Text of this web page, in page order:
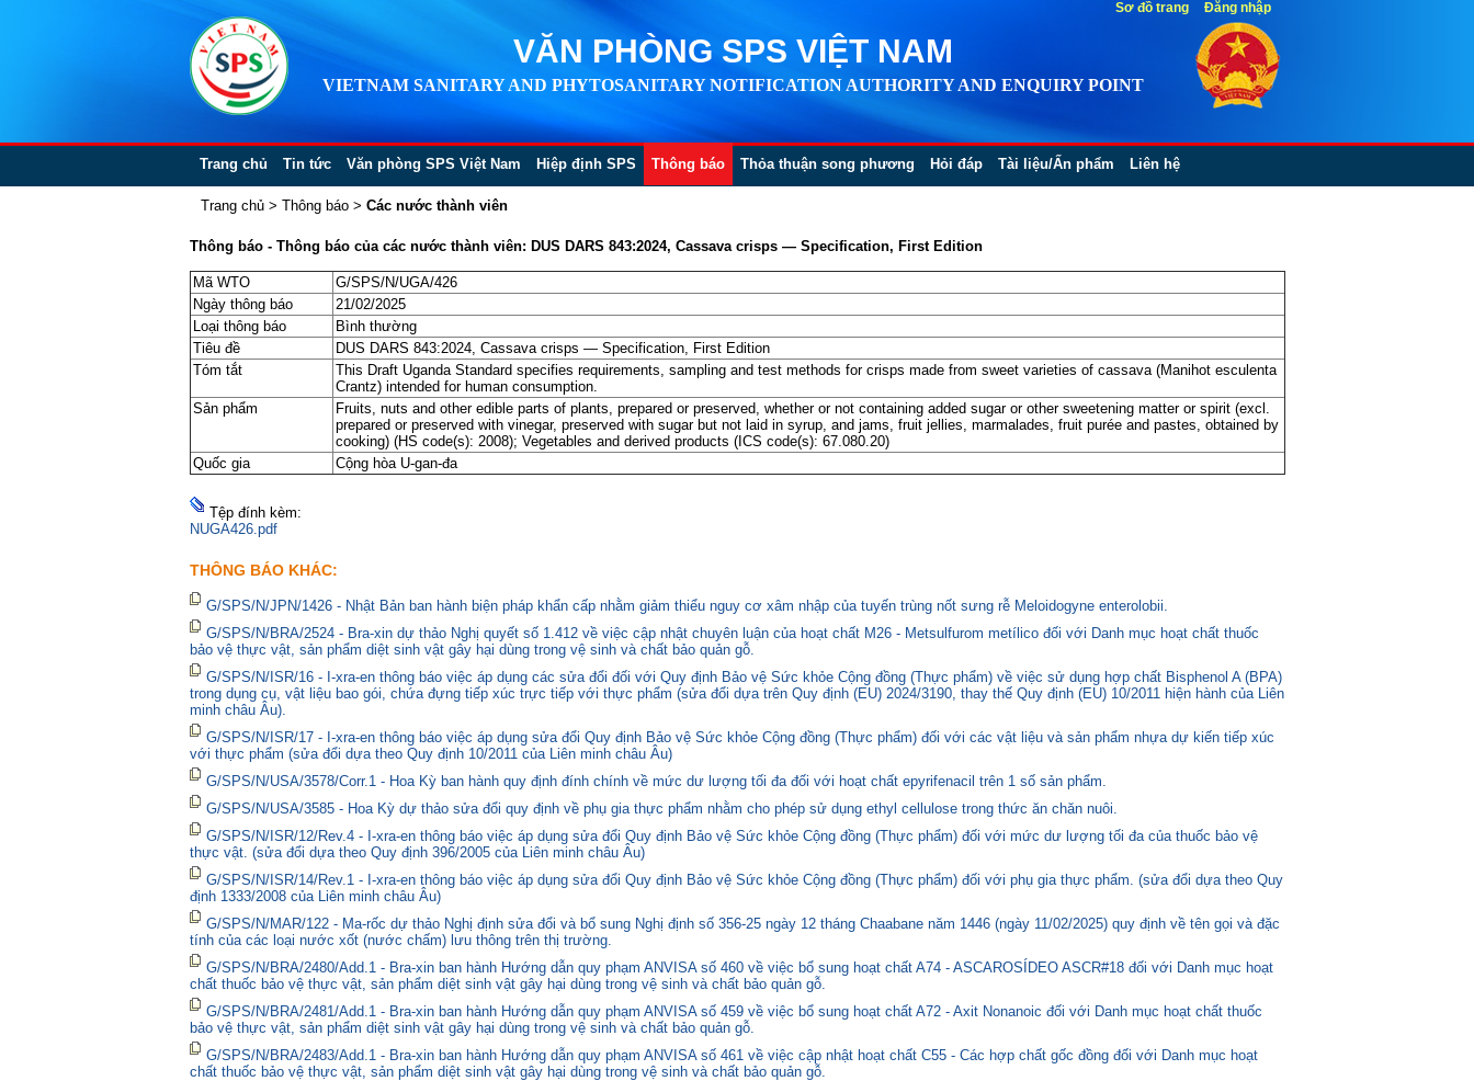
VĂN PHÒNG SPS VIỆT NAM
VIETNAM SANITARY AND PHYTOSANITARY NOTIFICATION AUTHORITY AND ENQUIRY POINT
Trang chủ Tin tức Văn phòng SPS Việt Nam Hiệp định SPS Thông báo Thỏa thuận song phương Hỏi đáp Tài liệu/Ấn phẩm Liên hệ
Trang chủ> Thông báo> Các nước thành viên
Thông báo - Thông báo của các nước thành viên: DUS DARS 843:2024, Cassava crisps — Specification, First Edition
Mã WTO
G/SPS/N/UGA/426
Ngày thông báo
21/02/2025
Loại thông báo
Bình thường
Tiêu đề
DUS DARS 843:2024, Cassava crisps — Specification, First Edition
Tóm tắt
This Draft Uganda Standard specifies requirements, sampling and test methods for crisps made from sweet varieties of cassava (Manihot esculenta
Crantz) intended for human consumption.
Sản phẩm
Fruits, nuts and other edible parts of plants, prepared or preserved, whether or not containing added sugar or other sweetening matter or spirit (excl.
prepared or preserved with vinegar, preserved with sugar but not laid in syrup, and jams, fruit jellies, marmalades, fruit purée and pastes, obtained by
cooking) (HS code(s): 2008); Vegetables and derived products (ICS code(s): 67.080.20)
Quốc gia
Cộng hòa U-gan-đa
Tệp đính kèm:
NUGA426.pdf
THÔNG BÁO KHÁC:
G/SPS/N/JPN/1426 - Nhật Bản ban hành biện pháp khẩn cấp nhằm giảm thiểu nguy cơ xâm nhập của tuyến trùng nốt sưng rễ Meloidogyne enterolobii.
G/SPS/N/BRA/2524 - Bra-xin dự thảo Nghị quyết số 1.412 về việc cập nhật chuyên luận của hoạt chất M26 - Metsulfurom metílico đối với Danh mục hoạt chất thuốc
bảo vệ thực vật, sản phẩm diệt sinh vật gây hại dùng trong vệ sinh và chất bảo quản gỗ.
G/SPS/N/ISR/16 - I-xra-en thông báo việc áp dụng các sửa đổi đối với Quy định Bảo vệ Sức khỏe Cộng đồng (Thực phẩm) về việc sử dụng hợp chất Bisphenol A (BPA)
trong dụng cụ, vật liệu bao gói, chứa đựng tiếp xúc trực tiếp với thực phẩm (sửa đổi dựa trên Quy định (EU) 2024/3190, thay thế Quy định (EU) 10/2011 hiện hành của Liên
minh châu Âu).
G/SPS/N/ISR/17 - I-xra-en thông báo việc áp dụng sửa đổi Quy định Bảo vệ Sức khỏe Cộng đồng (Thực phẩm) đối với các vật liệu và sản phẩm nhựa dự kiến tiếp xúc
với thực phẩm (sửa đổi dựa theo Quy định 10/2011 của Liên minh châu Âu)
G/SPS/N/USA/3578/Corr.1 - Hoa Kỳ ban hành quy định đính chính về mức dư lượng tối đa đối với hoạt chất epyrifenacil trên 1 số sản phẩm.
G/SPS/N/USA/3585 - Hoa Kỳ dự thảo sửa đổi quy định về phụ gia thực phẩm nhằm cho phép sử dụng ethyl cellulose trong thức ăn chăn nuôi.
G/SPS/N/ISR/12/Rev.4 - I-xra-en thông báo việc áp dụng sửa đổi Quy định Bảo vệ Sức khỏe Cộng đồng (Thực phẩm) đối với mức dư lượng tối đa của thuốc bảo vệ
thực vật. (sửa đổi dựa theo Quy định 396/2005 của Liên minh châu Âu)
G/SPS/N/ISR/14/Rev.1 - I-xra-en thông báo việc áp dụng sửa đổi Quy định Bảo vệ Sức khỏe Cộng đồng (Thực phẩm) đối với phụ gia thực phẩm. (sửa đổi dựa theo Quy
định 1333/2008 của Liên minh châu Âu)
G/SPS/N/MAR/122 - Ma-rốc dự thảo Nghị định sửa đổi và bổ sung Nghị định số 356-25 ngày 12 tháng Chaabane năm 1446 (ngày 11/02/2025) quy định về tên gọi và đặc
tính của các loại nước xốt (nước chấm) lưu thông trên thị trường.
G/SPS/N/BRA/2480/Add.1 - Bra-xin ban hành Hướng dẫn quy phạm ANVISA số 460 về việc bổ sung hoạt chất A74 - ASCAROSÍDEO ASCR#18 đối với Danh mục hoạt
chất thuốc bảo vệ thực vật, sản phẩm diệt sinh vật gây hại dùng trong vệ sinh và chất bảo quản gỗ.
G/SPS/N/BRA/2481/Add.1 - Bra-xin ban hành Hướng dẫn quy phạm ANVISA số 459 về việc bổ sung hoạt chất A72 - Axit Nonanoic đối với Danh mục hoạt chất thuốc
bảo vệ thực vật, sản phẩm diệt sinh vật gây hại dùng trong vệ sinh và chất bảo quản gỗ.
G/SPS/N/BRA/2483/Add.1 - Bra-xin ban hành Hướng dẫn quy phạm ANVISA số 461 về việc cập nhật hoạt chất C55 - Các hợp chất gốc đồng đối với Danh mục hoạt
chất thuốc bảo vệ thực vật, sản phẩm diệt sinh vật gây hại dùng trong vệ sinh và chất bảo quản gỗ.
Sơ đồ trang Đăng nhập